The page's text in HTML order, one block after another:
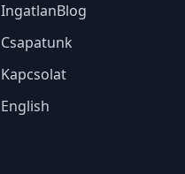
IngatlanBlog
Csapatunk
Kapcsolat
English